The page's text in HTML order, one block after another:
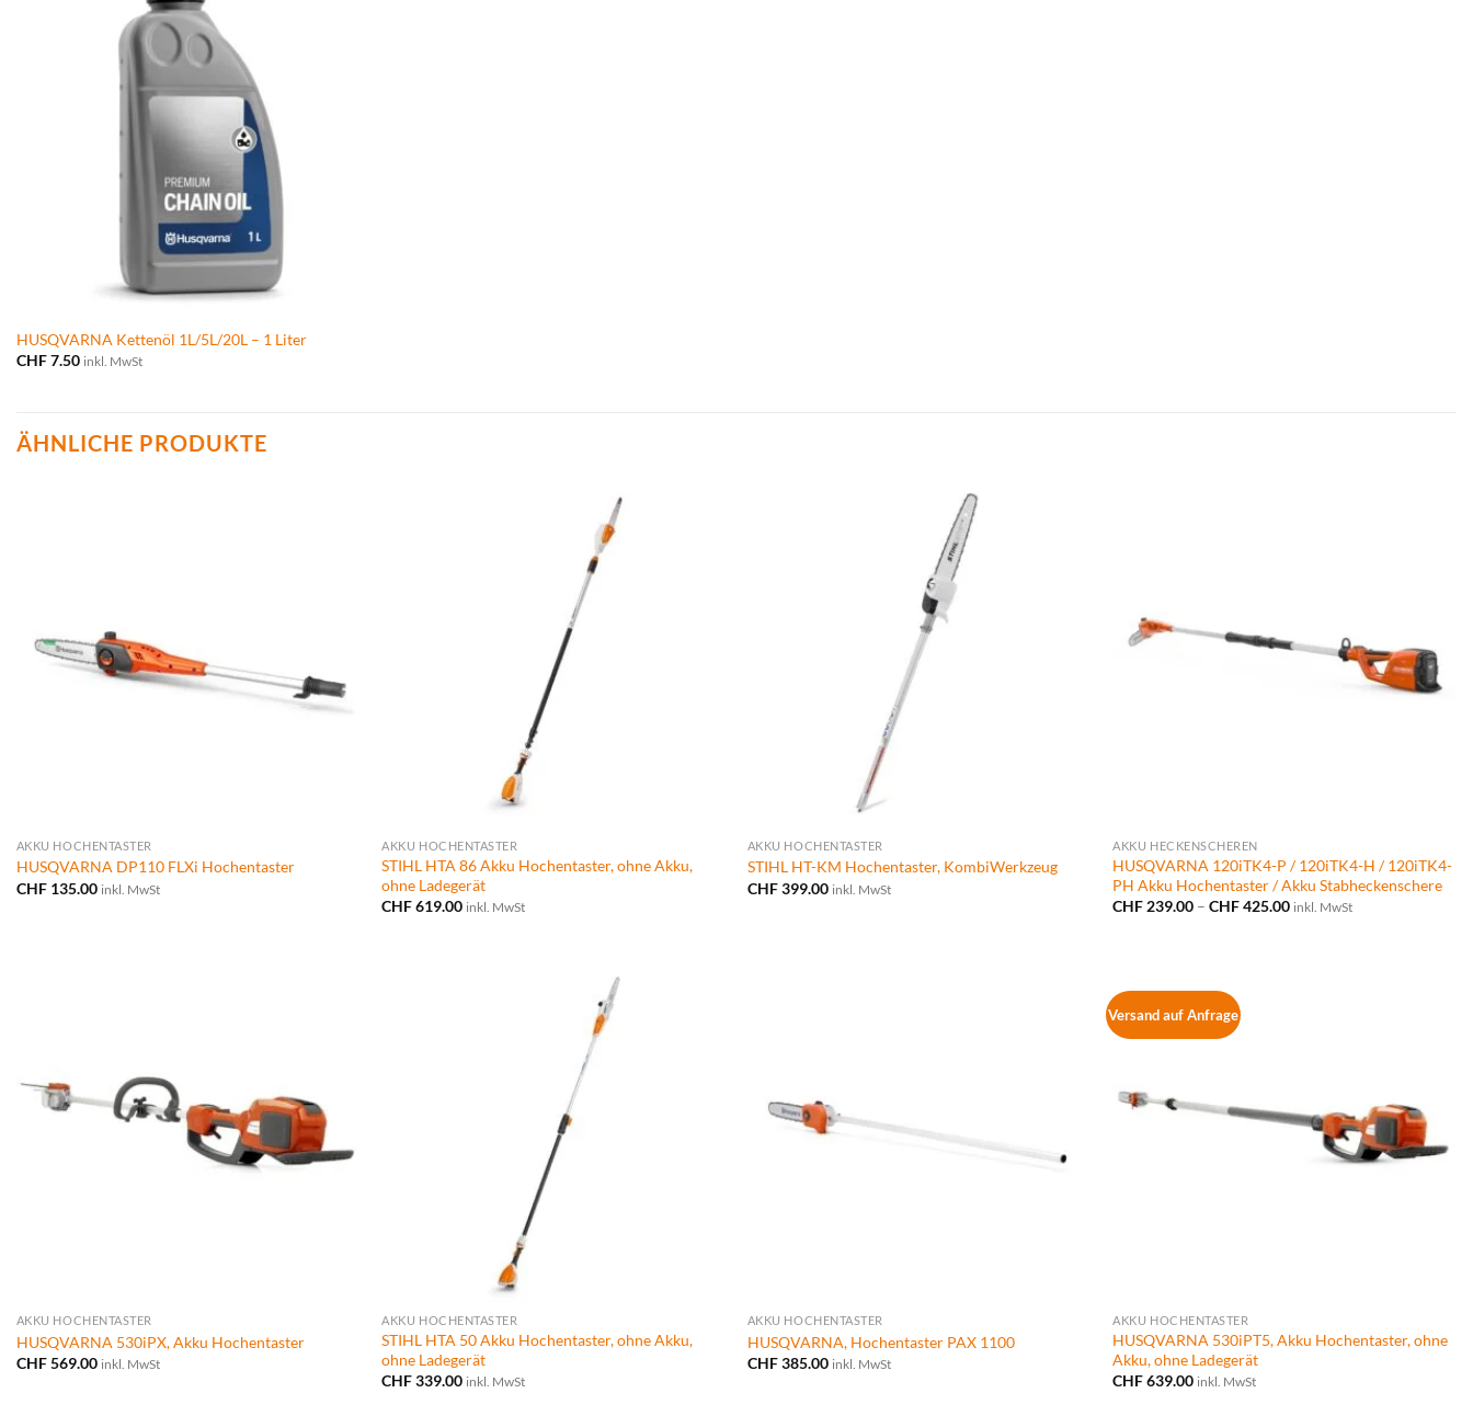
HUSQVARNA Kettenöl 1L/5L/20L – 1 Liter
CHF7.50 inkl. MwSt
ÄHNLICHE PRODUKTE
AKKU HOCHENTASTER
HUSQVARNA DP110 FLXi Hochentaster
CHF135.00 inkl. MwSt
AKKU HOCHENTASTER
STIHL HTA 86 Akku Hochentaster, ohne Akku,
ohne Ladegerät
CHF619.00 inkl. MwSt
AKKU HOCHENTASTER
STIHL HT-KM Hochentaster, KombiWerkzeug
CHF399.00 inkl. MwSt
AKKU HECKENSCHEREN
HUSQVARNA 120iTK4-P / 120iTK4-H / 120iTK4-
PH Akku Hochentaster / Akku Stabheckenschere
CHF 239.00 –CHF425.00Preisspanne:
inkl. MwSt
AKKU HOCHENTASTER
HUSQVARNA 530iPX, Akku Hochentaster
CHF569.00 inkl. MwSt
AKKU HOCHENTASTER
STIHL HTA 50 Akku Hochentaster, ohne Akku,
ohne Ladegerät
CHF339.00 inkl. MwSt
AKKU HOCHENTASTER
HUSQVARNA, Hochentaster PAX 1100
CHF385.00 inkl. MwSt
Versand auf Anfrage
AKKU HOCHENTASTER
HUSQVARNA 530iPT5, Akku Hochentaster, ohne
Akku, ohne Ladegerät
CHF639.00 inkl. MwSt